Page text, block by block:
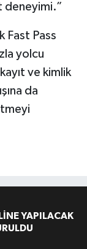
deneyimi.”
Fast Pass
yolcu
ve kimlik
da
YAPILACAK